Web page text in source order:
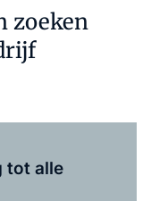
zoeken
tot alle